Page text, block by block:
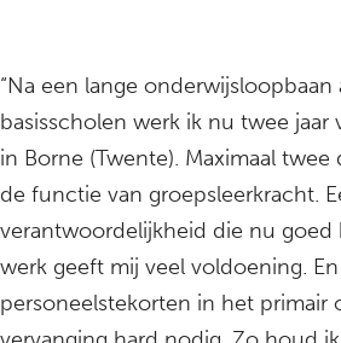
“Na een lange onderwijsloopbaan
basisscholen werk ik nu twee jaar
in Borne (Twente). Maximaal
de functie van groepsleerkracht.
verantwoordelijkheid die nu goed
werk geeft mij veel voldoening.
personeelstekorten in het primair